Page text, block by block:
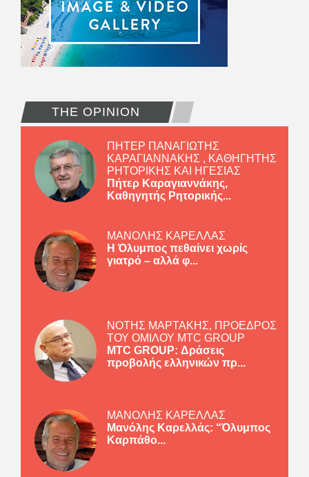
THE OPINION
ΠΗΤΕΡ ΠΑΝΑΓΙΩΤΗΣ
ΚΑΡΑΓΙΑΝΝΑΚΗΣ , ΚΑΘΗΓΗΤΗΣ
ΡΗΤΟΡΙΚΗΣ ΚΑΙ ΗΓΕΣΙΑΣ
Πήτερ Καραγιαννάκης,
Καθηγητής Ρητορικής...
ΜΑΝΟΛΗΣ ΚΑΡΕΛΛΑΣ
Η Όλυμπος πεθαίνει χωρίς
γιατρό – αλλά φ...
ΝΟΤΗΣ ΜΑΡΤΑΚΗΣ, ΠΡΟΕΔΡΟΣ
ΤΟΥ ΟΜΙΛΟΥ MTC GROUP
MTC GROUP: Δράσεις
προβολής ελληνικών πρ...
ΜΑΝΟΛΗΣ ΚΑΡΕΛΛΑΣ
Μανόλης Καρελλάς: “Όλυμπος
Καρπάθο...